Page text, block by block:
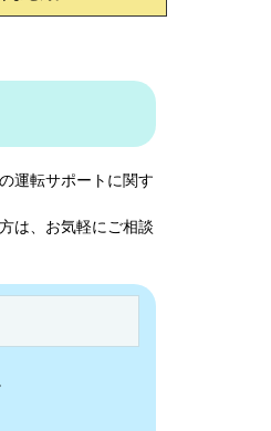
運転サポートに関す
は、お気軽にご相談